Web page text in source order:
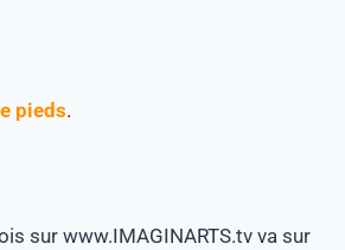
pieds.
sur www.IMAGINARTS.tv va sur